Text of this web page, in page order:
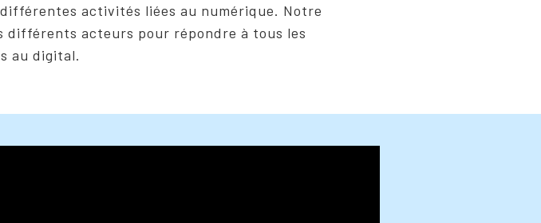
activités liées au numérique. Notre
différents acteurs pour répondre à tous les
au digital.